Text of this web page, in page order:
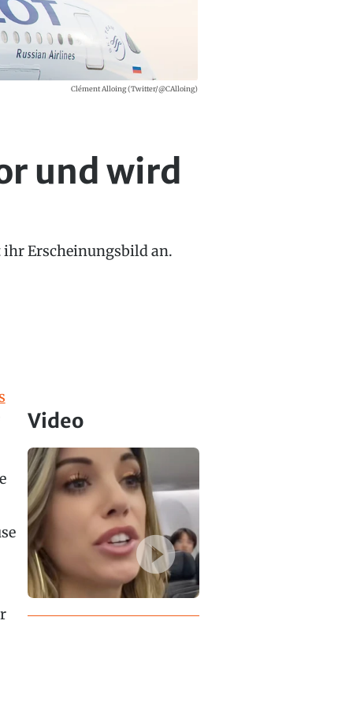
Clément Alloing (Twitter/@CAlloing)
und wird
ihr Erscheinungsbild an.
Video